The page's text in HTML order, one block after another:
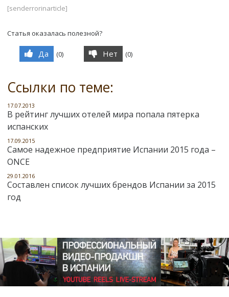
[senderrorinarticle]
Статья оказалась полезной?
Да (0) Нет (0)
Ссылки по теме:
17.07.2013
В рейтинг лучших отелей мира попала пятерка
испанских
17.09.2015
Самое надежное предприятие Испании 2015 года –
ONCE
29.01.2016
Составлен список лучших брендов Испании за 2015
год